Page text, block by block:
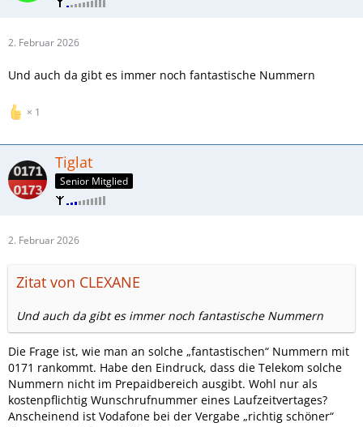
2. Februar 2026
Und auch da gibt es immer noch fantastische Nummern
1
Tiglat
Senior Mitglied
2. Februar 2026
Zitat von CLEXANE
Und auch da gibt es immer noch fantastische Nummern
Die Frage ist, wie man an solche „fantastischen“ Nummern mit
0171 rankommt. Habe den Eindruck, dass die Telekom solche
Nummern nicht im Prepaidbereich ausgibt. Wohl nur als
kostenpflichtig Wunschrufnummer eines Laufzeitvertages?
Anscheinend ist Vodafone bei der Vergabe „richtig schöner“